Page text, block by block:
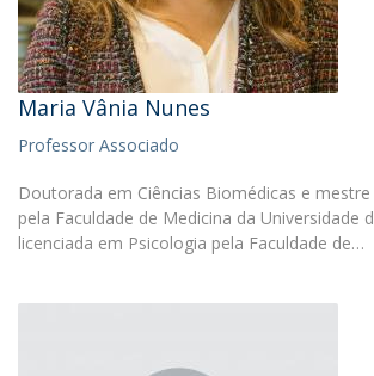
Maria Vânia Nunes
Professor Associado
Doutorada em Ciências Biomédicas e
pela Faculdade de Medicina da Universidade
licenciada em Psicologia pela Faculdade de…